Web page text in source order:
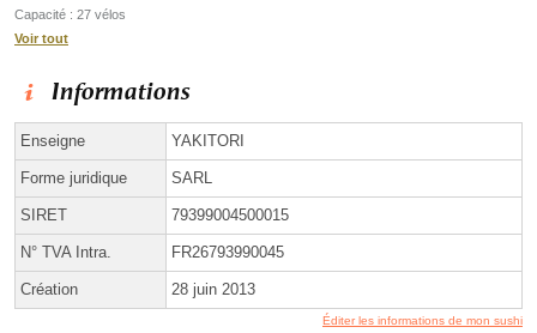
Capacité : 27 vélos
Voir tout
Informations
Enseigne YAKITORI
Forme juridique SARL
SIRET 79399004500015
N° TVA Intra. FR26793990045
Création 28 juin 2013
Éditer les informations de mon sushi